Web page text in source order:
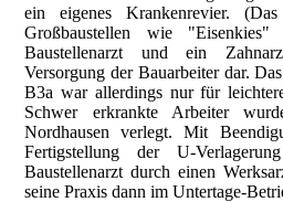
ein eigenes Krankenrevier.
Großbaustellen wie
Baustellenarzt und ein
Versorgung der Bauarbeiter dar.
B3a war allerdings nur für
Schwer erkrankte Arbeiter
Nordhausen verlegt. Mit
Fertigstellung der U-
Baustellenarzt durch einen
seine Praxis dann im Untertage-